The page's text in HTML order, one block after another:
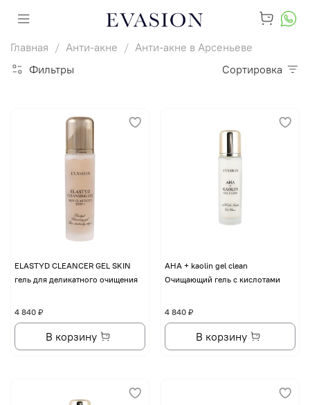
Главная Анти-акне
Анти-акне в Арсеньеве
Фильтры
Сортировка
ELASTYD CLEANCER GEL SKIN
гель для деликатного очищения
4 840 ₽
В корзину
AHA + kaolin gel clean
Очищающий гель с кислотами
4 840 ₽
В корзину